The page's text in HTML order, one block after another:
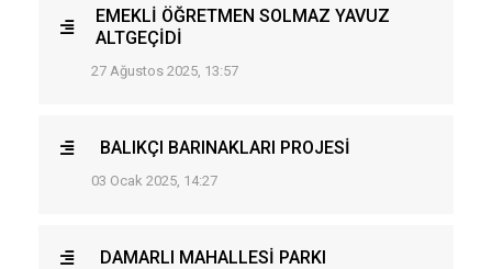
EMEKLİ ÖĞRETMEN SOLMAZ YAVUZ
ALTGEÇİDİ
27 Ağustos 2025, 13:57
BALIKÇI BARINAKLARI PROJESİ
03 Ocak 2025, 14:27
DAMARLI MAHALLESİ PARKI